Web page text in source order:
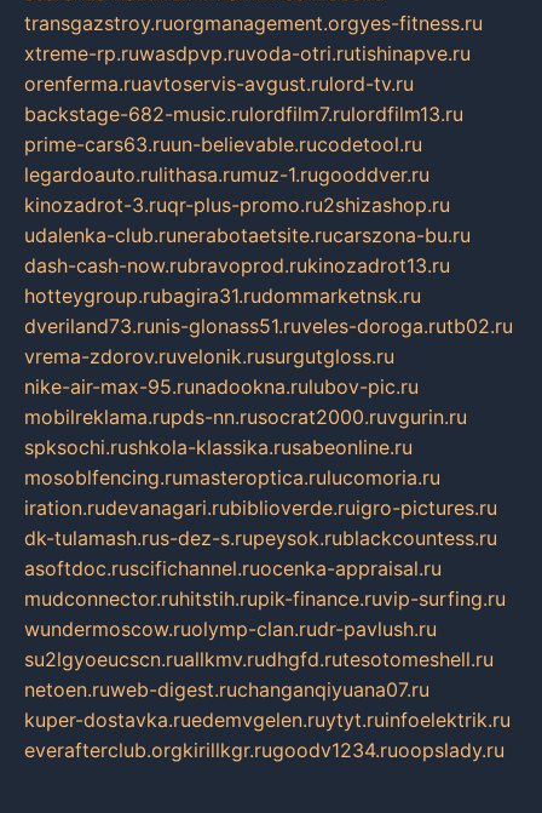
transgazstroy.ruorgmanagement.orgyes-fitness.ru
xtreme-rp.ruwasdpvp.ruvoda-otri.rutishinapve.ru
orenferma.ruavtoservis-avgust.rulord-tv.ru
backstage-682-music.rulordfilm7.rulordfilm13.ru
prime-cars63.ruun-believable.rucodetool.ru
legardoauto.rulithasa.rumuz-1.rugooddver.ru
kinozadrot-3.ruqr-plus-promo.ru2shizashop.ru
udalenka-club.runerabotaetsite.rucarszona-bu.ru
dash-cash-now.rubravoprod.rukinozadrot13.ru
hotteygroup.rubagira31.rudommarketnsk.ru
dveriland73.runis-glonass51.ruveles-doroga.rutb02.ru
vrema-zdorov.ruvelonik.rusurgutgloss.ru
nike-air-max-95.runadookna.rulubov-pic.ru
mobilreklama.rupds-nn.rusocrat2000.ruvgurin.ru
spksochi.rushkola-klassika.rusabeonline.ru
mosoblfencing.rumasteroptica.rulucomoria.ru
iration.rudevanagari.rubiblioverde.ruigro-pictures.ru
dk-tulamash.rus-dez-s.rupeysok.rublackcountess.ru
asoftdoc.ruscifichannel.ruocenka-appraisal.ru
mudconnector.ruhitstih.rupik-finance.ruvip-surfing.ru
wundermoscow.ruolymp-clan.rudr-pavlush.ru
su2lgyoeucscn.ruallkmv.rudhgfd.rutesotomeshell.ru
netoen.ruweb-digest.ruchanganqiyuana07.ru
kuper-dostavka.ruedemvgelen.ruytyt.ruinfoelektrik.ru
everafterclub.orgkirillkgr.rugoodv1234.ruoopslady.ru